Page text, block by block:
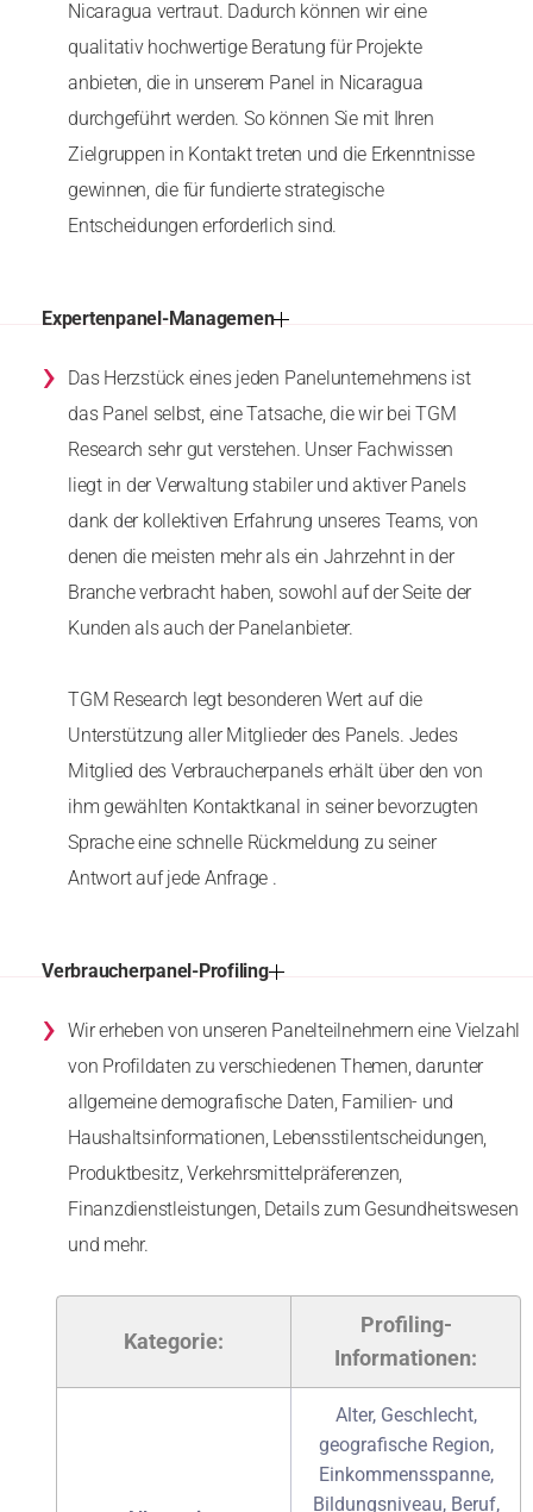
Nicaragua vertraut. Dadurch können wir eine
qualitativ hochwertige Beratung für Projekte
anbieten, die in unserem Panel in Nicaragua
durchgeführt werden. So können Sie mit Ihren
Zielgruppen in Kontakt treten und die Erkenntnisse
gewinnen, die für fundierte strategische
Entscheidungen erforderlich sind.
Expertenpanel-Managemen
›
Das Herzstück eines jeden Panelunternehmens ist
das Panel selbst, eine Tatsache, die wir bei TGM
Research sehr gut verstehen. Unser Fachwissen
liegt in der Verwaltung stabiler und aktiver Panels
dank der kollektiven Erfahrung unseres Teams, von
denen die meisten mehr als ein Jahrzehnt in der
Branche verbracht haben, sowohl auf der Seite der
Kunden als auch der Panelanbieter.
TGM Research legt besonderen Wert auf die
Unterstützung aller Mitglieder des Panels. Jedes
Mitglied des Verbraucherpanels erhält über den von
ihm gewählten Kontaktkanal in seiner bevorzugten
Sprache eine schnelle Rückmeldung zu seiner
Antwort auf jede Anfrage .
Verbraucherpanel-Profiling
› Wir erheben von unseren Panelteilnehmern eine Vielzahl
von Profildaten zu verschiedenen Themen, darunter
allgemeine demografische Daten, Familien- und
Haushaltsinformationen, Lebensstilentscheidungen,
Produktbesitz, Verkehrsmittelpräferenzen,
Finanzdienstleistungen, Details zum Gesundheitswesen
und mehr.
Kategorie:
Profiling-
Informationen:
Alter, Geschlecht,
geografische Region,
Einkommensspanne,
Bildungsniveau, Beruf,